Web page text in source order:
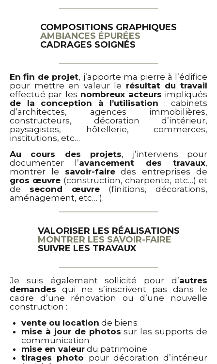
COMPOSITIONS GRAPHIQUES
AMBIANCES ÉPURÉES
CADRAGES SOIGNÉS
En fin de projet, j’apporte ma pierre à l’édifice
pour mettre en valeur le résultat du travail
effectué par les nombreux acteurs impliqués
de la conception à l’utilisation : cabinets
d’architectes, agences immobilières,
constructeurs, décoration d’intérieur,
paysagistes, hôtellerie, commerces,
institutions, etc…
Au cours des projets, j’interviens pour
documenter l’avancement des travaux,
montrer le savoir-fairedes entreprises de
gros œuvre (construction, charpente, etc…) et
de second œuvre (finitions, décorations,
aménagement, etc… ).
VALORISER LES RÉALISATIONS
MONTRER LES SAVOIR-FAIRE
SUIVRE LES TRAVAUX
Je suis également sollicité pour d’autres
demandes qui ne s’inscrivent pas dans le
cadre d’une rénovation ou d’une nouvelle
construction :
vente ou location de biens
mise à jour de photos sur les supports de
communication
mise en valeur du patrimoine
tirages photo pour décoration d’intérieur